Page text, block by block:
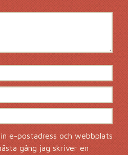
e-postadress och webbplats
gång jag skriver en